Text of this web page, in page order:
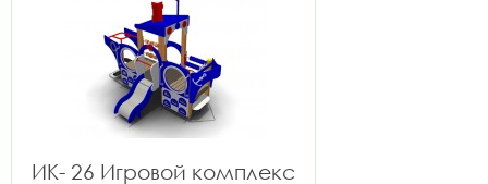
ИК- 26 Игровой комплекс